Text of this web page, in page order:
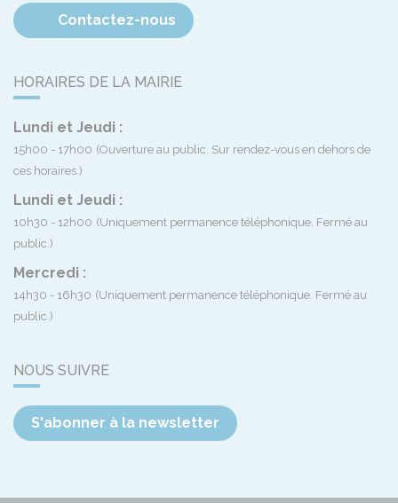
Contactez-nous
HORAIRES DE LA MAIRIE
Lundi et Jeudi :
15h00 - 17h00 (Ouverture au public. Sur rendez-vous en dehors de
ces horaires.)
Lundi et Jeudi :
10h30 - 12h00 (Uniquement permanence téléphonique. Fermé au
public.)
Mercredi :
14h30 - 16h30 (Uniquement permanence téléphonique. Fermé au
public.)
NOUS SUIVRE
S'abonner à la newsletter